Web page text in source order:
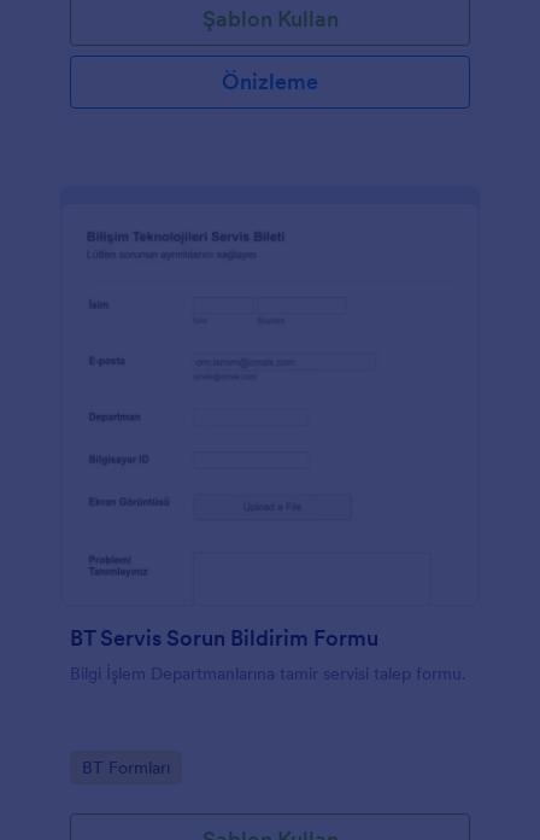
Şablon Kullan
Önizleme
BT Servis Sorun Bildirim Formu
Bilgi İşlem Departmanlarına tamir servisi talep formu.
Go to Category:
BT Formları